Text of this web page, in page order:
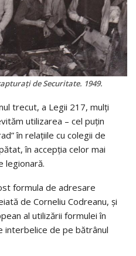
de Securitate. 1949.
trecut, a Legii 217, mulţi
utilizarea – cel puţin
în relaţiile cu colegii de
în accepţia celor mai
legionară.
formula de adresare
de Corneliu Codreanu, şi
al utilizării formulei în
interbelice de pe bătrânul